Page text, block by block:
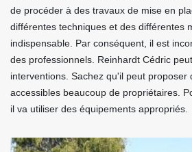
de procéder à des travaux de mise en
différentes techniques et des différentes
indispensable. Par conséquent, il est
des professionnels. Reinhardt Cédric
interventions. Sachez qu'il peut proposer
accessibles beaucoup de propriétaires.
il va utiliser des équipements appropriés.